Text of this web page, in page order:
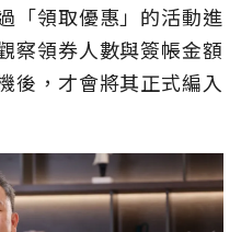
「領取優惠」的活動進
察領券人數與簽帳金額
後，才會將其正式編入